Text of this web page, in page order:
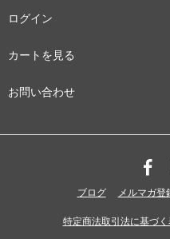
ログイン
カートを見る
お問い合わせ
ブログ メルマガ登
特定商法取引法に基づ